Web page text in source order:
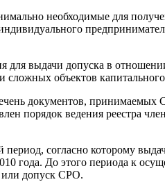
необходимые для
для выдачи допуска в
сложных объектов
документов, принимаемых
порядок ведения реестра
согласно которому
года. До этого периода к
или допуск СРО.